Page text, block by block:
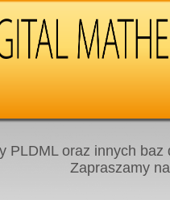
PLDML oraz innych
Zapraszamy na